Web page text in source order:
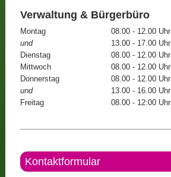
Verwaltung & Bürgerbüro
Montag
08.00 - 12.00 Uhr
und
13.00 - 17.00 Uhr
Dienstag
08.00 - 12.00 Uhr
Mittwoch
08.00 - 12.00 Uhr
Donnerstag
08.00 - 12.00 Uhr
und
13.00 - 16.00 Uhr
Freitag
08.00 - 12:00 Uhr
Kontaktformular